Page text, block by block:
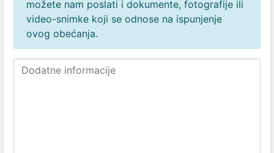
možete nam poslati i dokumente, fotografije ili
video-snimke koji se odnose na ispunjenje
ovog obećanja.